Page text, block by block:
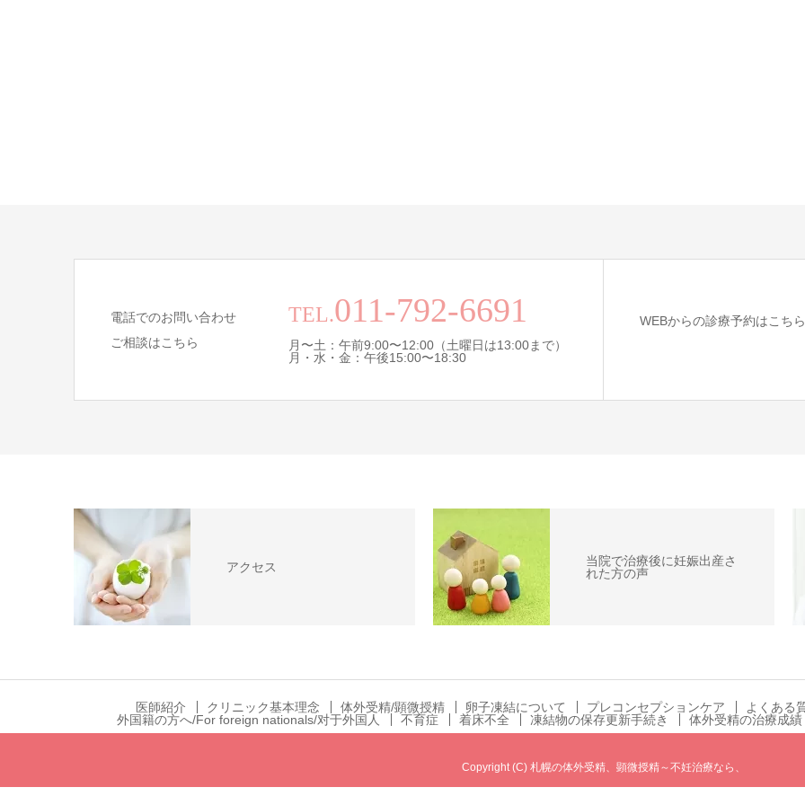
電話でのお問い合わせ
ご相談はこちら
TEL.011-792-6691
月〜土：午前9:00〜12:00（土曜日は13:00まで）
月・水・金：午後15:00〜18:30
WEBからの診療予約はこちら
アクセス
当院で治療後に妊娠出産さ
れた方の声
医師紹介 クリニック基本理念 体外受精/顕微授精 卵子凍結について プレコンセプションケア よくある
外国籍の方へ/For foreign nationals/对于外国人
不育症 着床不全 凍結物の保存更新手続き 体外受精の治療成績
Copyright (C) 札幌の体外受精、顕微授精～不妊治療なら、